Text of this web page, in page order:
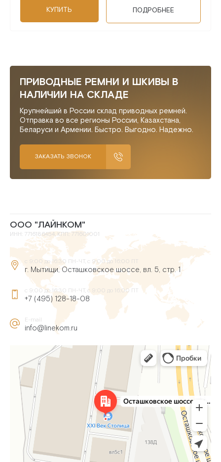
КУПИТЬ ПОДРОБНЕЕ
ПРИВОДНЫЕ РЕМНИ И ШКИВЫ В
НАЛИЧИИ НА СКЛАДЕ
Крупнейший в России склад приводных ремней.
Отправка во все регионы России, Казахстана,
Беларуси и Армении. Быстро. Выгодно. Надежно.
ЗАКАЗАТЬ ЗВОНОК
ООО "ЛАЙНКОМ"
ИНН: 7716186454, КПП: 771601001
с 9:00 до 16:30 ПН-ЧТ, с 9:00 до 16:00 ПТ
г. Мытищи, Осташковское шоссе, вл. 5, стр. 1
с 9:00 до 16:30 ПН-ЧТ, с 9:00 до 16:00 ПТ
+7 (495) 128-18-08
E-mail
info@linekom.ru